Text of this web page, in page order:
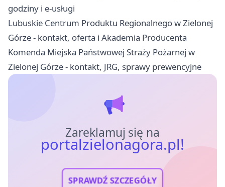
godziny i e-usługi
Lubuskie Centrum Produktu Regionalnego w Zielonej
Górze - kontakt, oferta i Akademia Producenta
Komenda Miejska Państwowej Straży Pożarnej w
Zielonej Górze - kontakt, JRG, sprawy prewencyjne
Zareklamuj się na
portalzielonagora.pl!
SPRAWDŹ SZCZEGÓŁY